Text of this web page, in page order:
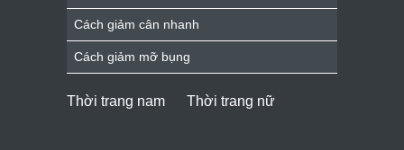
Cách giảm cân nhanh
Cách giảm mỡ bụng
Thời trang nam Thời trang nữ